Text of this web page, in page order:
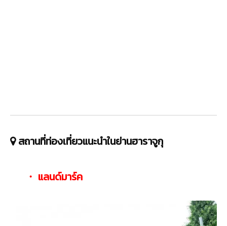
สถานที่ท่องเที่ยวแนะนำในย่านฮาราจูกุ
・ แลนด์มาร์ค